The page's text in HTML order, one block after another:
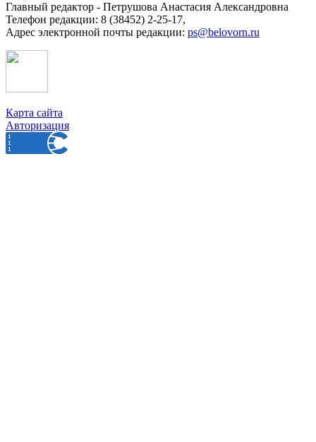
Главный редактор - Петрушова Анастасия Александровна
Телефон редакции: 8 (38452) 2-25-17,
Адрес электронной почты редакции: ps@belovorn.ru
Карта сайта
Авторизация